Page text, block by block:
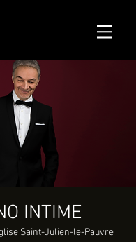
INTIME
Saint-Julien-le-Pauvre